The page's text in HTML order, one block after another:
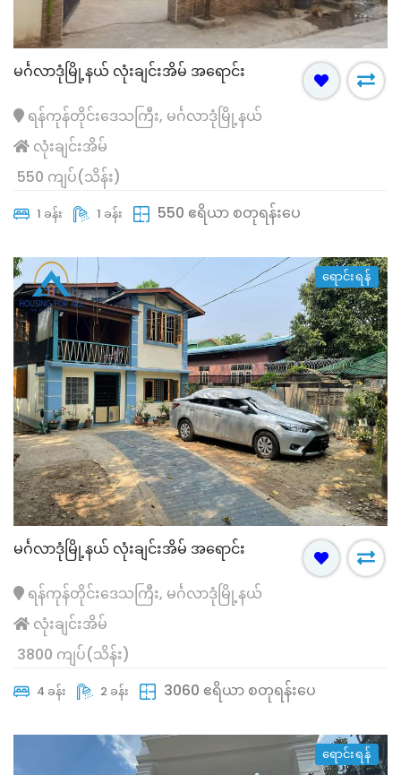
မင်္ဂလာဒုံမြို့နယ် လုံးချင်းအိမ် အရောင်း
ရန်ကုန်တိုင်းဒေသကြီး, မင်္ဂလာဒုံမြို့နယ်
လုံးချင်းအိမ်
550 ကျပ်(သိန်း)
1 ခန်း 1 ခန်း 550 ဧရိယာ စတုရန်းပေ
ရောင်းရန်
မင်္ဂလာဒုံမြို့နယ် လုံးချင်းအိမ် အရောင်း
ရန်ကုန်တိုင်းဒေသကြီး, မင်္ဂလာဒုံမြို့နယ်
လုံးချင်းအိမ်
3800 ကျပ်(သိန်း)
4 ခန်း 2 ခန်း 3060 ဧရိယာ စတုရန်းပေ
ရောင်းရန်